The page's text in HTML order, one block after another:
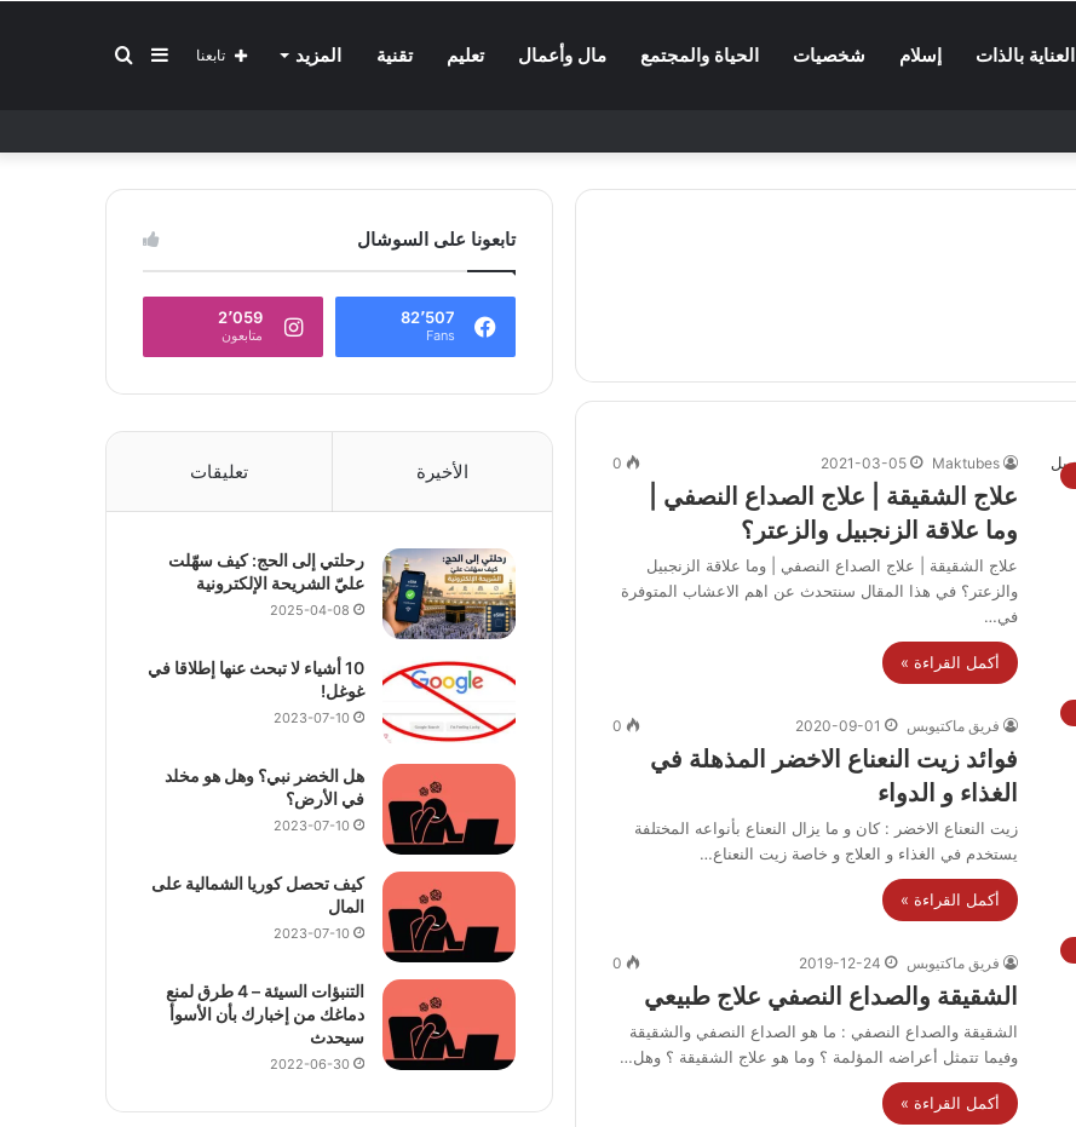
العناية بالذات إسلام شخصيات الحياة والمجتمع مال وأعمال تعليم تقنية المزيد بحثإضافة
جانبي
تابعنا
Maktubes
2021-03-05
0
علاج الشقيقة | علاج الصداع النصفي |
وما علاقة الزنجبيل والزعتر؟
علاج الشقيقة | علاج الصداع النصفي | وما علاقة الزنجبيل
والزعتر؟ في هذا المقال سنتحدث عن اهم الاعشاب المتوفرة
في…
أكمل القراءة »
فريق ماكتيوبس 2020-09-01
0
فوائد زيت النعناع الاخضر المذهلة في
الغذاء و الدواء
زيت النعناع الاخضر : كان و ما يزال النعناع بأنواعه المختلفة
يستخدم في الغذاء و العلاج و خاصة زيت النعناع…
أكمل القراءة »
فريق ماكتيوبس 2019-12-24
0
الشقيقة والصداع النصفي علاج طبيعي
الشقيقة والصداع النصفي : ما هو الصداع النصفي والشقيقة
وفيما تتمثل أعراضه المؤلمة ؟ وما هو علاج الشقيقة ؟ وهل…
أكمل القراءة »
تابعونا على السوشال
82٬507
Fans
2٬059
متابعون
الأخيرة تعليقات
رحلتي إلى الحج: كيف سهّلت
عليّ الشريحة الإلكترونية
2025-04-08
10 أشياء لا تبحث عنها إطلاقا في
غوغل!
2023-07-10
هل الخضر نبي؟ وهل هو مخلد
في الأرض؟
2023-07-10
كيف تحصل كوريا الشمالية على
المال
2023-07-10
التنبؤات السيئة – 4 طرق لمنع
دماغك من إخبارك بأن الأسوأ
سيحدث
2022-06-30